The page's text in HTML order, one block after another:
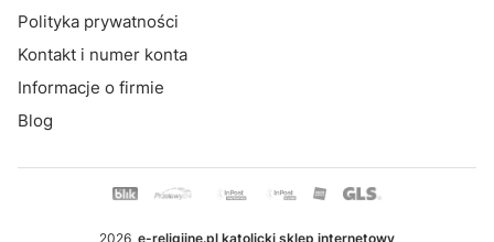
Polityka prywatności
Kontakt i numer konta
Informacje o firmie
Blog
2026 e-religijne.pl katolicki sklep internetowy